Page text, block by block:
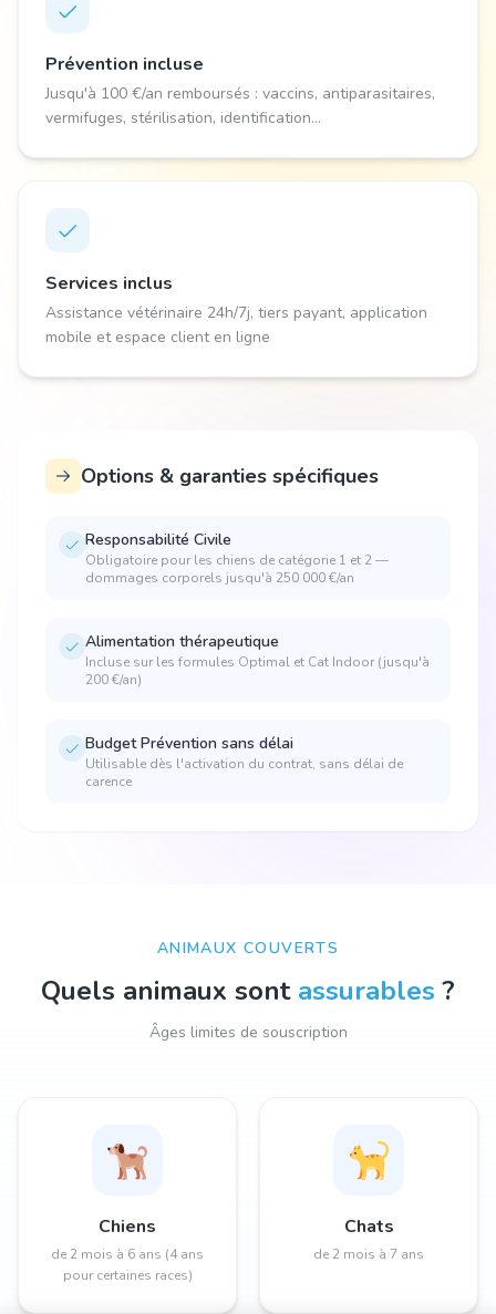
Prévention incluse
Jusqu'à 100 €/an remboursés : vaccins, antiparasitaires,
vermifuges, stérilisation, identification...
Services inclus
Assistance vétérinaire 24h/7j, tiers payant, application
mobile et espace client en ligne
Options & garanties spécifiques
Responsabilité Civile
Obligatoire pour les chiens de catégorie 1 et 2 —
dommages corporels jusqu'à 250 000 €/an
Alimentation thérapeutique
Incluse sur les formules Optimal et Cat Indoor (jusqu'à
200 €/an)
Budget Prévention sans délai
Utilisable dès l'activation du contrat, sans délai de
carence
ANIMAUX COUVERTS
Quels animaux sont assurables ?
Âges limites de souscription
Chiens
de 2 mois à 6 ans (4 ans
pour certaines races)
Chats
de 2 mois à 7 ans